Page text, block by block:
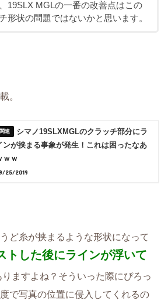
19SLX MGLの一番の改善点はこの
形状の問題ではないかと思います。
。
シマノ19SLXMGLのクラッチ部分にラ
ンが挟まる事象が発生！これは困ったなあ
ｗｗ
25/2019
ど糸が挟まるような形状になって
トした後にラインが浮いて
りますよね？そういった際にぴろっ
で写真の位置に侵入してくれるの